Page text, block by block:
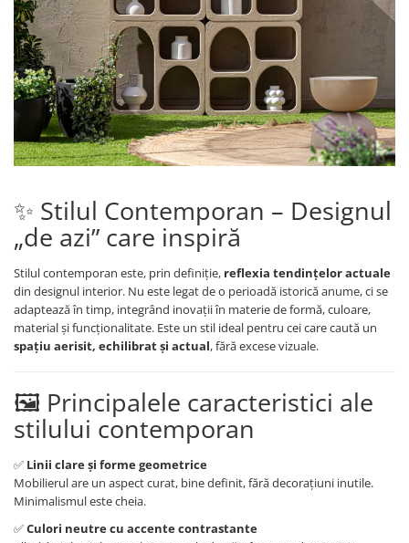
Masute Laterale
Mese Bar
Accesorii mese
Canapele
Canapele Coltar
Canapele Modulare
Canapele Extensibile
Canapele 2 locuri
Canapele 3 locuri
Canapele 4 locuri
Masute de toaleta
Console
Fotolii
Taburete si pufuri
Comode TV
Paturi
Tablii pat
Noptiere
Comode si Bufete
Umbrele Exterior
Accesorii Exterior
Ghivece, Vase Exterior
Usi Decorative
Coloane decorative
Trofee, Taxidermii, Busturi
Animale
Cufere si valize decorative
Cutii decorative
Ghivece, Suporturi flori
Ghivece, Vase Exterior
Flori, Plante artificiale
Opritoare pentru usi
Suporturi sticle
Suport Umbrela
Suport ziare/reviste
Organizator obiecte mici
Oglinzi cu picior
Clepsidra
✨ Stilul Contemporan – Designul
„de azi” care inspiră
Stilul contemporan este, prin definiție, reflexia tendințelor actuale
din designul interior. Nu este legat de o perioadă istorică anume, ci se
adaptează în timp, integrând inovații în materie de formă, culoare,
material și funcționalitate. Este un stil ideal pentru cei care caută un
spațiu aerisit, echilibrat și actual, fără excese vizuale.
🖼️ Principalele caracteristici ale
stilului contemporan
✅ Linii clare și forme geometrice
Mobilierul are un aspect curat, bine definit, fără decorațiuni inutile.
Minimalismul este cheia.
✅Culori neutre cu accente contrastante